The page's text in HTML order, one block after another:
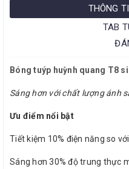
THÔNG
TAB
Bóng tuýp huỳnh quang T8
Sáng hơn với chất lượng ánh
Ưu điểm nổi bật
Tiết kiệm 10% điện năng so
Sáng hơn 30% độ trung thực